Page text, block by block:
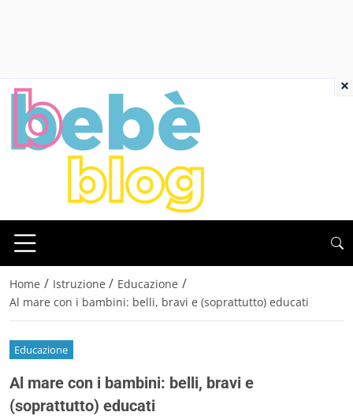
Home / Istruzione / Educazione /
Al mare con i bambini: belli, bravi e (soprattutto) educati
Educazione
Al mare con i bambini: belli, bravi e
(soprattutto) educati
×